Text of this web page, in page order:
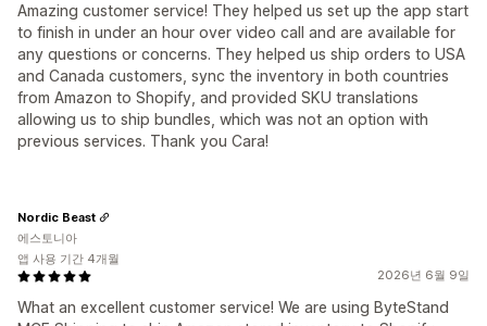
Amazing customer service! They helped us set up the app start
to finish in under an hour over video call and are available for
any questions or concerns. They helped us ship orders to USA
and Canada customers, sync the inventory in both countries
from Amazon to Shopify, and provided SKU translations
allowing us to ship bundles, which was not an option with
previous services. Thank you Cara!
2026년 6월 9일
What an excellent customer service! We are using ByteStand
Nordic Beast
에스토니아
앱 사용 기간 4개월